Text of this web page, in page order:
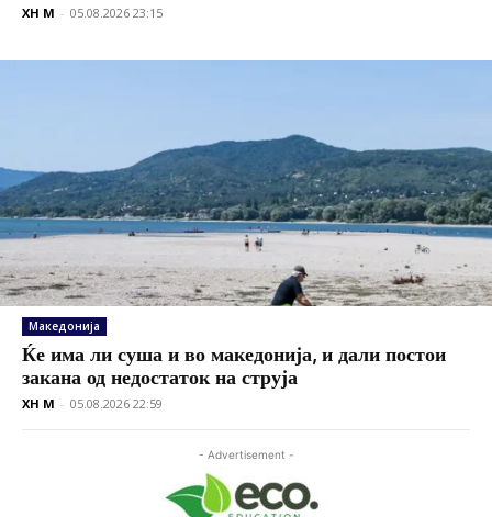
XH M - 05.08.2026 23:15
Македонија
Ќе има ли суша и во македонија, и дали постои
закана од недостаток на струја
XH M - 05.08.2026 22:59
- Advertisement -